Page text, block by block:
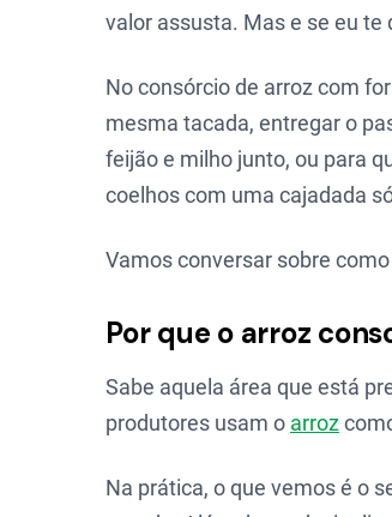
valor assusta. Mas e se eu te
No consórcio de arroz com
mesma tacada, entregar o
feijão e milho junto, ou para
coelhos com uma cajadada
Vamos conversar sobre
Por que o arroz
Sabe aquela área que está
produtores usam o arroz
Na prática, o que vemos é o